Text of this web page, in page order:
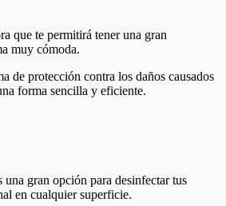
que te permitirá tener una gran
muy cómoda.
de protección contra los daños causados
forma sencilla y eficiente.
gran opción para desinfectar tus
en cualquier superficie.